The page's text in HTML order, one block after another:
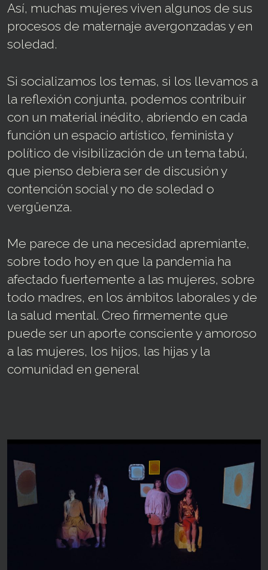
Así, muchas mujeres viven algunos de sus
procesos de maternaje avergonzadas y en
soledad.
Si socializamos los temas, si los llevamos a
la reflexión conjunta, podemos contribuir
con un material inédito, abriendo en cada
función un espacio artístico, feminista y
político de visibilización de un tema tabú,
que pienso debiera ser de discusión y
contención social y no de soledad o
vergüenza.
Me parece de una necesidad apremiante,
sobre todo hoy en que la pandemia ha
afectado fuertemente a las mujeres, sobre
todo madres, en los ámbitos laborales y de
la salud mental. Creo firmemente que
puede ser un aporte consciente y amoroso
a las mujeres, los hijos, las hijas y la
comunidad en general